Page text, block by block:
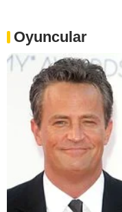
Oyuncular